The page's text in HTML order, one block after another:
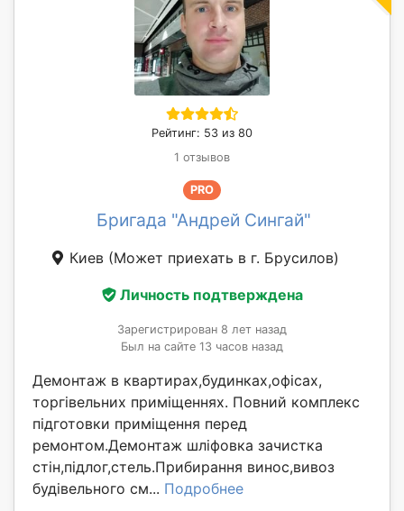
Рейтинг: 53 из 80
1 отзывов
PRO
Бригада "Андрей Сингай"
Киев (Может приехать в г. Брусилов)
Личность подтверждена
Зарегистрирован 8 лет назад
Был на сайте 13 часов назад
Демонтаж в квартирах,будинках,офісах,
торгівельних приміщеннях. Повний комплекс
підготовки приміщення перед
ремонтом.Демонтаж шліфовка зачистка
стін,підлог,стель.Прибирання винос,вивоз
будівельного см... Подробнее